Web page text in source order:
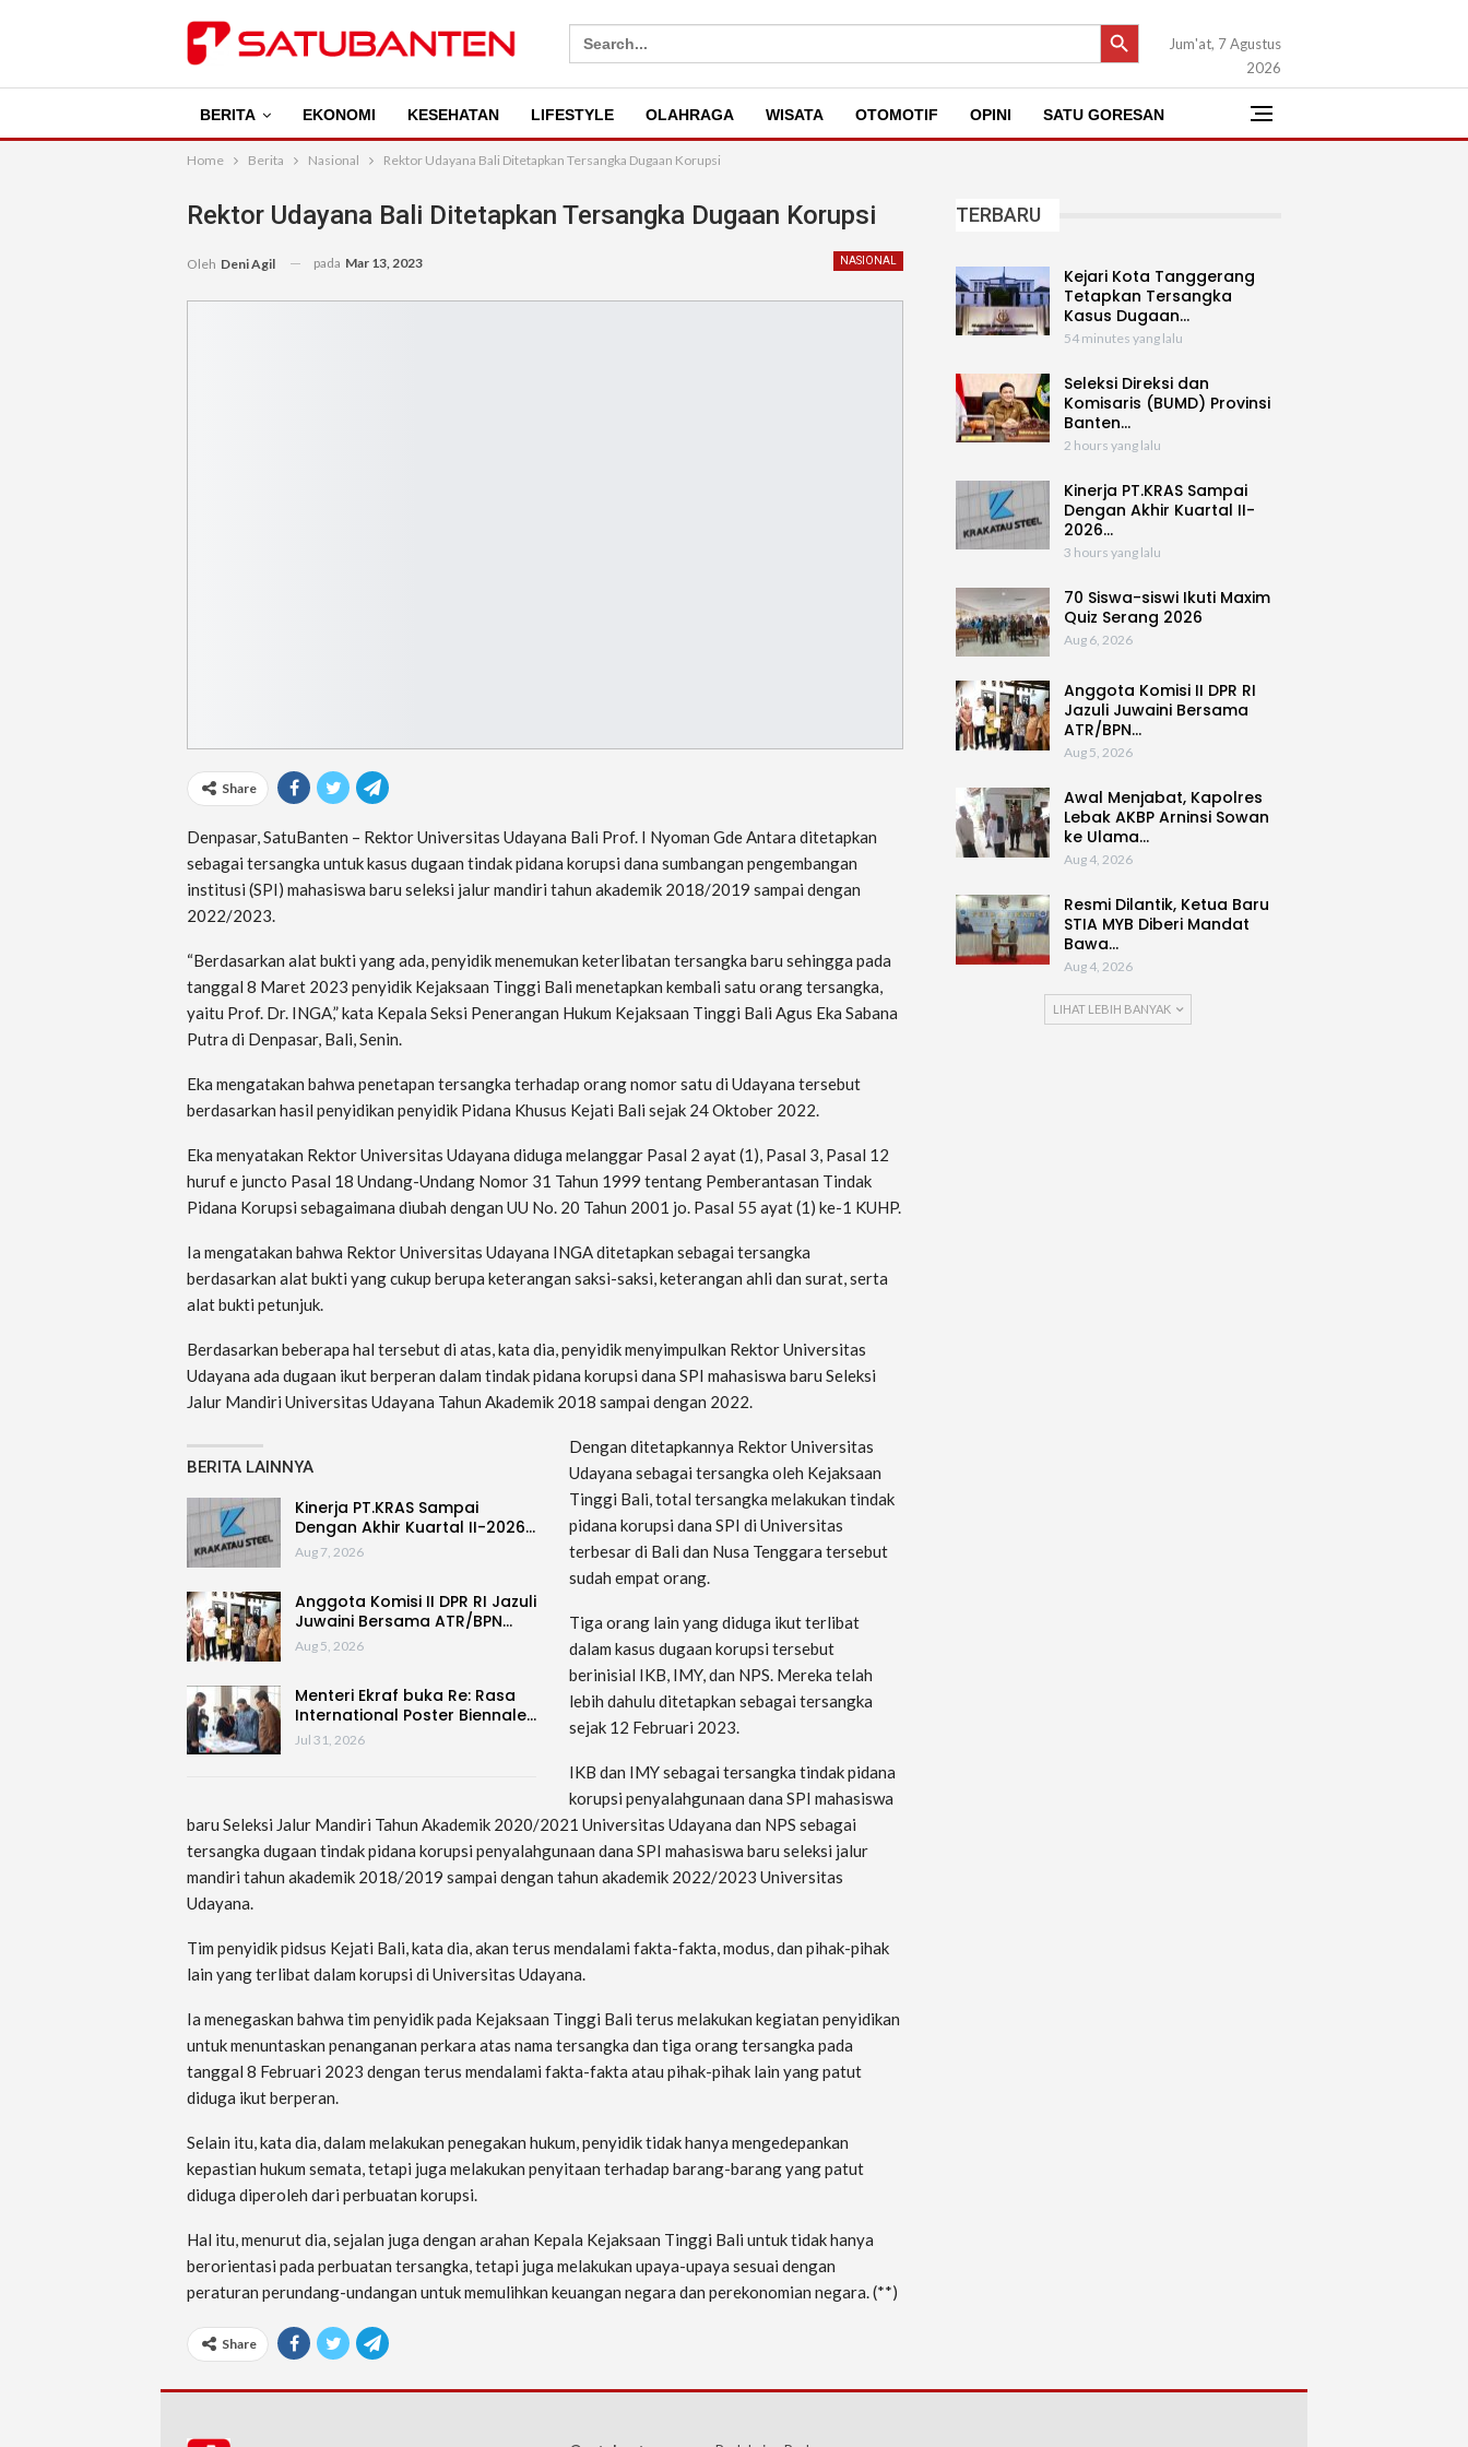
Search
for:
SEARCH BUTTON
Jum'at, 7 Agustus
2026
BERITA EKONOMI KESEHATAN LIFESTYLE OLAHRAGA WISATA OTOMOTIF OPINI SATU GORESAN
Home Berita Nasional Rektor Udayana Bali Ditetapkan Tersangka Dugaan Korupsi
Rektor Udayana Bali Ditetapkan Tersangka Dugaan Korupsi
NASIONAL
Oleh Deni Agil pada Mar 13, 2023
Share
Denpasar, SatuBanten – Rektor Universitas Udayana Bali Prof. I Nyoman Gde Antara ditetapkan
sebagai tersangka untuk kasus dugaan tindak pidana korupsi dana sumbangan pengembangan
institusi (SPI) mahasiswa baru seleksi jalur mandiri tahun akademik 2018/2019 sampai dengan
2022/2023.
“Berdasarkan alat bukti yang ada, penyidik menemukan keterlibatan tersangka baru sehingga pada
tanggal 8 Maret 2023 penyidik Kejaksaan Tinggi Bali menetapkan kembali satu orang tersangka,
yaitu Prof. Dr. INGA,” kata Kepala Seksi Penerangan Hukum Kejaksaan Tinggi Bali Agus Eka Sabana
Putra di Denpasar, Bali, Senin.
Eka mengatakan bahwa penetapan tersangka terhadap orang nomor satu di Udayana tersebut
berdasarkan hasil penyidikan penyidik Pidana Khusus Kejati Bali sejak 24 Oktober 2022.
Eka menyatakan Rektor Universitas Udayana diduga melanggar Pasal 2 ayat (1), Pasal 3, Pasal 12
huruf e juncto Pasal 18 Undang-Undang Nomor 31 Tahun 1999 tentang Pemberantasan Tindak
Pidana Korupsi sebagaimana diubah dengan UU No. 20 Tahun 2001 jo. Pasal 55 ayat (1) ke-1 KUHP.
Ia mengatakan bahwa Rektor Universitas Udayana INGA ditetapkan sebagai tersangka
berdasarkan alat bukti yang cukup berupa keterangan saksi-saksi, keterangan ahli dan surat, serta
alat bukti petunjuk.
Berdasarkan beberapa hal tersebut di atas, kata dia, penyidik menyimpulkan Rektor Universitas
Udayana ada dugaan ikut berperan dalam tindak pidana korupsi dana SPI mahasiswa baru Seleksi
Jalur Mandiri Universitas Udayana Tahun Akademik 2018 sampai dengan 2022.
BERITA LAINNYA
Kinerja PT.KRAS Sampai
Dengan Akhir Kuartal II-2026…
Aug 7, 2026
Anggota Komisi II DPR RI Jazuli
Juwaini Bersama ATR/BPN…
Aug 5, 2026
Menteri Ekraf buka Re: Rasa
International Poster Biennale…
Jul 31, 2026
Dengan ditetapkannya Rektor Universitas
Udayana sebagai tersangka oleh Kejaksaan
Tinggi Bali, total tersangka melakukan tindak
pidana korupsi dana SPI di Universitas
terbesar di Bali dan Nusa Tenggara tersebut
sudah empat orang.
Tiga orang lain yang diduga ikut terlibat
dalam kasus dugaan korupsi tersebut
berinisial IKB, IMY, dan NPS. Mereka telah
lebih dahulu ditetapkan sebagai tersangka
sejak 12 Februari 2023.
IKB dan IMY sebagai tersangka tindak pidana
korupsi penyalahgunaan dana SPI mahasiswa
baru Seleksi Jalur Mandiri Tahun Akademik 2020/2021 Universitas Udayana dan NPS sebagai
tersangka dugaan tindak pidana korupsi penyalahgunaan dana SPI mahasiswa baru seleksi jalur
mandiri tahun akademik 2018/2019 sampai dengan tahun akademik 2022/2023 Universitas
Udayana.
Tim penyidik pidsus Kejati Bali, kata dia, akan terus mendalami fakta-fakta, modus, dan pihak-pihak
lain yang terlibat dalam korupsi di Universitas Udayana.
Ia menegaskan bahwa tim penyidik pada Kejaksaan Tinggi Bali terus melakukan kegiatan penyidikan
untuk menuntaskan penanganan perkara atas nama tersangka dan tiga orang tersangka pada
tanggal 8 Februari 2023 dengan terus mendalami fakta-fakta atau pihak-pihak lain yang patut
diduga ikut berperan.
Selain itu, kata dia, dalam melakukan penegakan hukum, penyidik tidak hanya mengedepankan
kepastian hukum semata, tetapi juga melakukan penyitaan terhadap barang-barang yang patut
diduga diperoleh dari perbuatan korupsi.
Hal itu, menurut dia, sejalan juga dengan arahan Kepala Kejaksaan Tinggi Bali untuk tidak hanya
berorientasi pada perbuatan tersangka, tetapi juga melakukan upaya-upaya sesuai dengan
peraturan perundang-undangan untuk memulihkan keuangan negara dan perekonomian negara. (**)
Share
TERBARU
Kejari Kota Tanggerang
Tetapkan Tersangka
Kasus Dugaan…
54 minutes yang lalu
Seleksi Direksi dan
Komisaris (BUMD) Provinsi
Banten…
2 hours yang lalu
Kinerja PT.KRAS Sampai
Dengan Akhir Kuartal II-
2026…
3 hours yang lalu
70 Siswa-siswi Ikuti Maxim
Quiz Serang 2026
Aug 6, 2026
Anggota Komisi II DPR RI
Jazuli Juwaini Bersama
ATR/BPN…
Aug 5, 2026
Awal Menjabat, Kapolres
Lebak AKBP Arninsi Sowan
ke Ulama…
Aug 4, 2026
Resmi Dilantik, Ketua Baru
STIA MYB Diberi Mandat
Bawa…
Aug 4, 2026
LIHAT LEBIH BANYAK